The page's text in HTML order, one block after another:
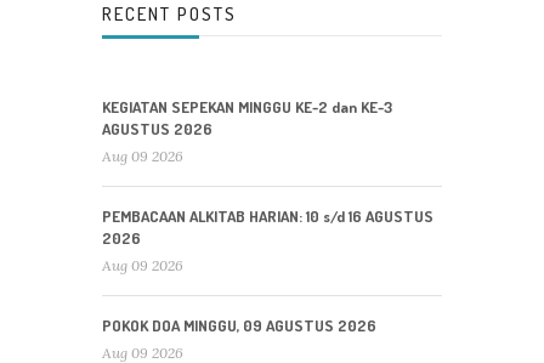
RECENT POSTS
KEGIATAN SEPEKAN MINGGU KE-2 dan KE-3
AGUSTUS 2026
Aug 09 2026
PEMBACAAN ALKITAB HARIAN: 10 s/d 16 AGUSTUS
2026
Aug 09 2026
POKOK DOA MINGGU, 09 AGUSTUS 2026
Aug 09 2026